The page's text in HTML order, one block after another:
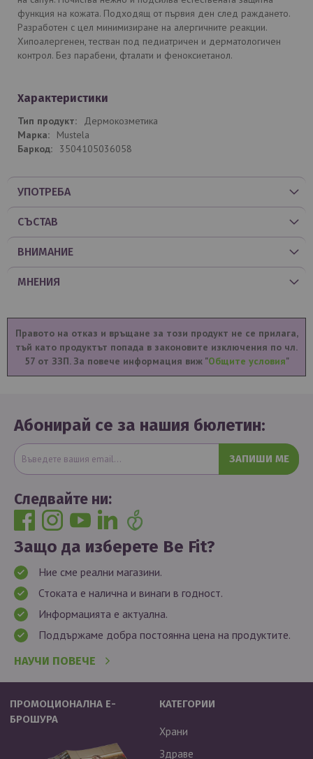
функция на кожата. Подходящ от първия ден след раждането.
Разработен с цел минимизиране на алергичните реакции.
Хипоалергенен, тестван под педиатричен и дерматологичен
контрол. Без парабени, фталати и феноксиетанол.
Характеристики
Дермокозметика
Mustela
3504105036058
УПОТРЕБА
СЪСТАВ
ВНИМАНИЕ
МНЕНИЯ
Правото на отказ и връщане за този продукт не се прилага,
тъй като продуктът попада в законовите изключения по чл.
57 от ЗЗП. За повече информация виж "Общите условия"
Абонирай се за нашия бюлетин:
ЗАПИШИ МЕ
Следвайте ни:
Защо да изберете Be Fit?
Ние сме реални магазини.
Стоката е налична и винаги в годност.
Информацията е актуална.
Поддържаме добра постоянна цена на продуктите.
НАУЧИ ПОВЕЧЕ
ПРОМОЦИОНАЛНА Е-
БРОШУРА
КАТЕГОРИИ
Храни
Здраве